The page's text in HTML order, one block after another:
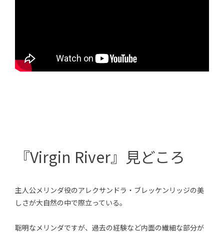
『Virgin River』見どころ
主人公メリンダ役のアレクサンドラ・ブレッケンリッジの美
しさが大自然の中で際立っている。
聡明なメリンダですが、過去の経験など内面の繊細な部分が